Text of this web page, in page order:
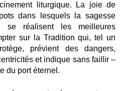
liturgique. La joie de
dans lesquels la sagesse
se réalisent les meilleures
sur la Tradition qui, tel un
prévient des dangers,
et indique sans faillir –
du port éternel.